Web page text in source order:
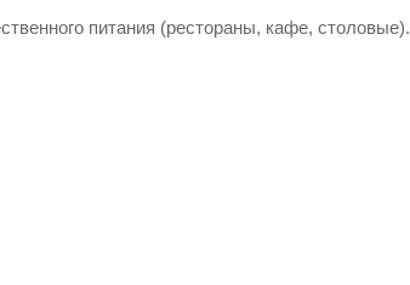
питания (рестораны, кафе, столовые).